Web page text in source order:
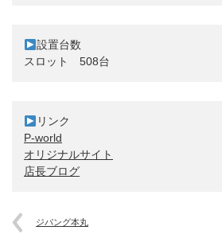
設置台数
P-world
オリジナルサイト
店長ブログ
ジパング本丸